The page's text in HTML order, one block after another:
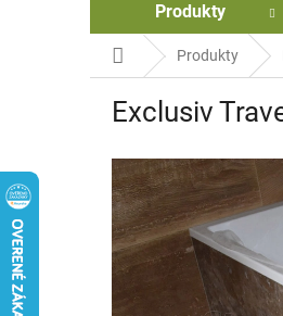
Produkty
DomovProdukty
Exclusiv